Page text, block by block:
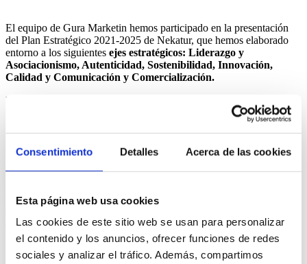
Consentimiento Detalles Acerca de las cookies
Esta página web usa cookies
Las cookies de este sitio web se usan para personalizar
el contenido y los anuncios, ofrecer funciones de redes
sociales y analizar el tráfico. Además, compartimos
El equipo de Gura Marketin hemos participado en la presentación
del Plan Estratégico 2021-2025 de Nekatur, que hemos elaborado
entorno a los siguientes ejes estratégicos: Liderazgo y
Asociacionismo, Autenticidad, Sostenibilidad, Innovación,
Calidad y Comunicación y Comercialización.
La misión de
(agroturismos, casas rurales y apartamentos rurales) y
entre los mismos, así como trabajar para
garantizar su continuidad y mejorar su competitividad,
impulsando y liderando desde el propio sectorla dinamización del
alojamientos rurales de calidad, auténticos y seguros desde los
que descubrir el entorno rural de Euskadi, disfrutar de su
actividad agropecuaria, saborear sus productos locales y vivir
una experiencia única.
Agradecemos al equipo de Nekatur y a todos los establecimientos